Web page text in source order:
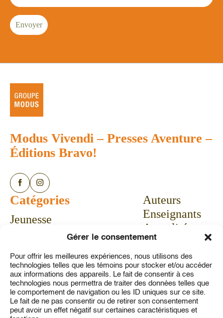
Gérer le consentement
Pour offrir les meilleures expériences, nous utilisons des
technologies telles que les témoins pour stocker et/ou accéder
aux informations des appareils. Le fait de consentir à ces
technologies nous permettra de traiter des données telles que
le comportement de navigation ou les ID uniques sur ce site.
Le fait de ne pas consentir ou de retirer son consentement
peut avoir un effet négatif sur certaines caractéristiques et
Envoyer
Modus Vivendi – Presses Aventure –
Éditions Bravo!
Catégories
Jeunesse
Bandes dessinées
Vie pratique
Aubaines
Auteurs
Enseignants
Actualités
Calendrier
Communiqués
Concours
À propos
Service à la clientèle